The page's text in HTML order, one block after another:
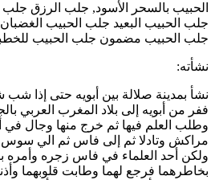
الحبيب بالسحر الأسود, جلب الرزق
جلب الحبيب البعيد جلب الحبيب
جلب الحبيب مضمون جلب الحبيب
نشأته:
نشأ بمدينة صلالة بين أبويه حتى إذا
ففر من أبويه إلى بلاد المغرب العربي
وطلب العلم فيها ثم خرج منها وجال في
مراكش وتادلا ثم إلى فاس ثم الي سوس
ولكن أحد العلماء في فاس زجره وأمره
بخاطرهما فرجع لهما وطابت قلوبهما